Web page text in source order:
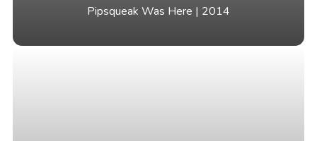
Pipsqueak Was Here | 2014